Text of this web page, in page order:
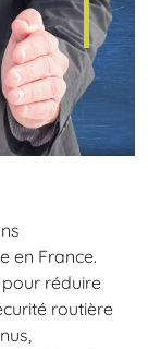
en France.
réduire
routière